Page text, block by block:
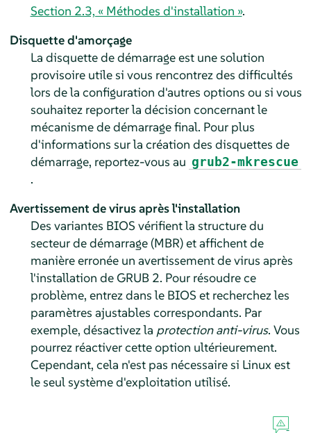
Section 2.3, « Méthodes d'installation ».
Disquette d'amorçage
La disquette de démarrage est une solution
provisoire utile si vous rencontrez des difficultés
lors de la configuration d'autres options ou si vous
souhaitez reporter la décision concernant le
mécanisme de démarrage final. Pour plus
d'informations sur la création des disquettes de
démarrage, reportez-vous au grub2-mkrescue
.
Avertissement de virus après l'installation
Des variantes BIOS vérifient la structure du
secteur de démarrage (MBR) et affichent de
manière erronée un avertissement de virus après
l'installation de GRUB 2. Pour résoudre ce
problème, entrez dans le BIOS et recherchez les
paramètres ajustables correspondants. Par
exemple, désactivez la protection anti-virus. Vous
pourrez réactiver cette option ultérieurement.
Cependant, cela n'est pas nécessaire si Linux est
le seul système d'exploitation utilisé.